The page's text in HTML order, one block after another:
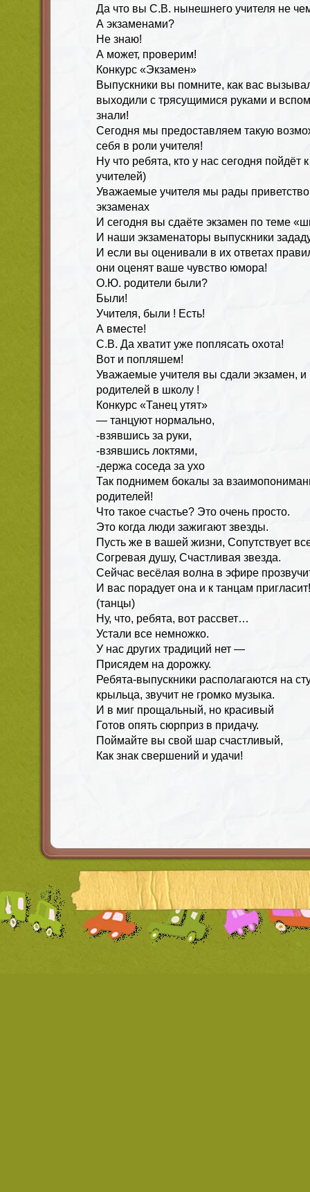
Да что вы С.В. нынешнего учителя не
А экзаменами?
Не знаю!
А может, проверим!
Конкурс «Экзамен»
Выпускники вы помните, как вас
выходили с трясущимися руками и
знали!
Сегодня мы предоставляем такую
себя в роли учителя!
Ну что ребята, кто у нас сегодня пойдёт
учителей)
Уважаемые учителя мы рады
экзаменах
И сегодня вы сдаёте экзамен по теме
И наши экзаменаторы выпускники
И если вы оценивали в их ответах
они оценят ваше чувство юмора!
О.Ю. родители были?
Были!
Учителя, были ! Есть!
А вместе!
С.В. Да хватит уже поплясать охота!
Вот и попляшем!
Уважаемые учителя вы сдали экзамен,
родителей в школу !
Конкурс «Танец утят»
— танцуют нормально,
-взявшись за руки,
-взявшись локтями,
-держа соседа за ухо
Так поднимем бокалы за
родителей!
Что такое счастье? Это очень просто.
Это когда люди зажигают звезды.
Пусть же в вашей жизни, Сопутствует
Согревая душу, Счастливая звезда.
Сейчас весёлая волна в эфире
И вас порадует она и к танцам пригласит!
(танцы)
Ну, что, ребята, вот рассвет…
Устали все немножко.
У нас других традиций нет —
Присядем на дорожку.
Ребята-выпускники располагаются на
крыльца, звучит не громко музыка.
И в миг прощальный, но красивый
Готов опять сюрприз в придачу.
Поймайте вы свой шар счастливый,
Как знак свершений и удачи!